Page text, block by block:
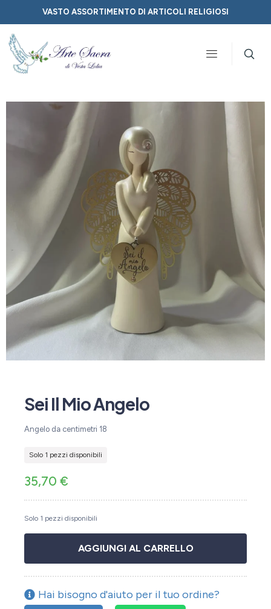
VASTO ASSORTIMENTO DI ARTICOLI RELIGIOSI
Sei Il Mio Angelo
Angelo da centimetri 18
Solo 1 pezzi disponibili
35,70 €
Solo 1 pezzi disponibili
AGGIUNGI AL CARRELLO
Hai bisogno d'aiuto per il tuo ordine?